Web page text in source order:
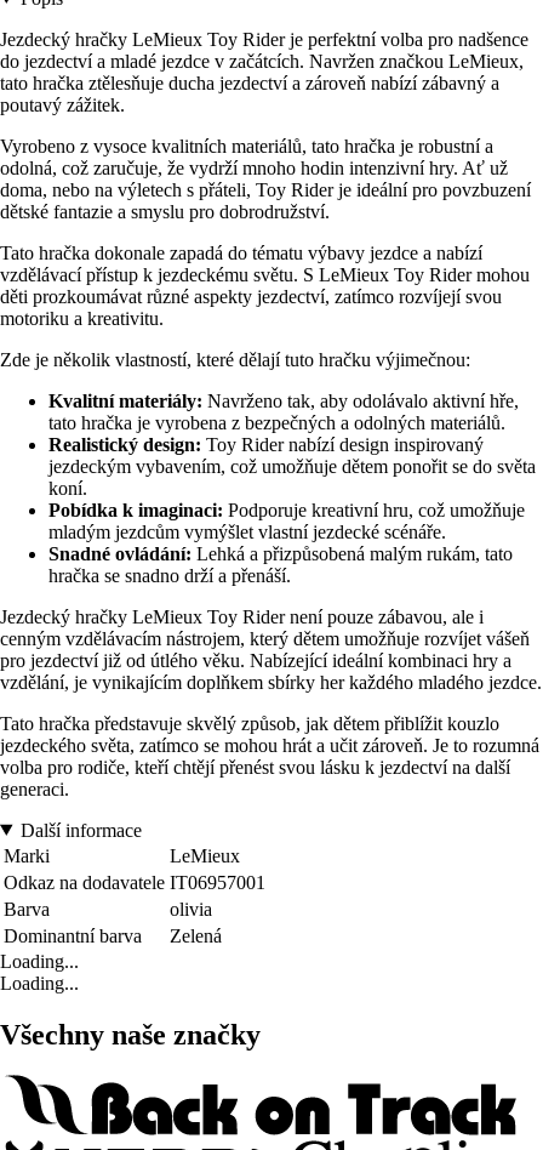
Jezdecký hračky LeMieux Toy Rider je perfektní volba pro nadšence
do jezdectví a mladé jezdce v začátcích. Navržen značkou LeMieux,
tato hračka ztělesňuje ducha jezdectví a zároveň nabízí zábavný a
poutavý zážitek.
Vyrobeno z vysoce kvalitních materiálů, tato hračka je robustní a
odolná, což zaručuje, že vydrží mnoho hodin intenzivní hry. Ať už
doma, nebo na výletech s přáteli, Toy Rider je ideální pro povzbuzení
dětské fantazie a smyslu pro dobrodružství.
Tato hračka dokonale zapadá do tématu výbavy jezdce a nabízí
vzdělávací přístup k jezdeckému světu. S LeMieux Toy Rider mohou
děti prozkoumávat různé aspekty jezdectví, zatímco rozvíjejí svou
motoriku a kreativitu.
Zde je několik vlastností, které dělají tuto hračku výjimečnou:
Kvalitní materiály: Navrženo tak, aby odolávalo aktivní hře,
tato hračka je vyrobena z bezpečných a odolných materiálů.
Realistický design: Toy Rider nabízí design inspirovaný
jezdeckým vybavením, což umožňuje dětem ponořit se do světa
koní.
Pobídka k imaginaci: Podporuje kreativní hru, což umožňuje
mladým jezdcům vymýšlet vlastní jezdecké scénáře.
Snadné ovládání: Lehká a přizpůsobená malým rukám, tato
hračka se snadno drží a přenáší.
Jezdecký hračky LeMieux Toy Rider není pouze zábavou, ale i
cenným vzdělávacím nástrojem, který dětem umožňuje rozvíjet vášeň
pro jezdectví již od útlého věku. Nabízející ideální kombinaci hry a
vzdělání, je vynikajícím doplňkem sbírky her každého mladého jezdce.
Tato hračka představuje skvělý způsob, jak dětem přiblížit kouzlo
jezdeckého světa, zatímco se mohou hrát a učit zároveň. Je to rozumná
volba pro rodiče, kteří chtějí přenést svou lásku k jezdectví na další
generaci.
Další informace
Marki
LeMieux
Odkaz na dodavatele IT06957001
Barva
olivia
Dominantní barva
Zelená
Loading...
Loading...
Všechny naše značky